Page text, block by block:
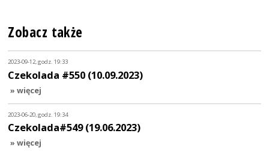
Zobacz także
2023-09-12, godz. 19:33
Czekolada #550 (10.09.2023)
» więcej
2023-06-20, godz. 19:34
Czekolada#549 (19.06.2023)
» więcej